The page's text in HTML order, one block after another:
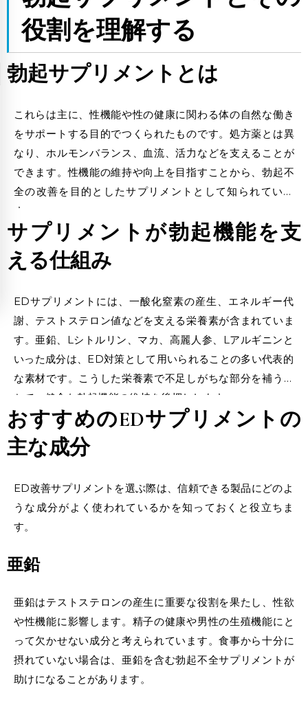
役割を理解する
勃起サプリメントとは
これらは主に、性機能や性の健康に関わる体の自然な働き
をサポートする目的でつくられたものです。処方薬とは異
なり、ホルモンバランス、血流、活力などを支えることが
できます。性機能の維持や向上を目指すことから、勃起不
全の改善を目的としたサプリメントとして知られていま
す。
サプリメントが勃起機能を支
える仕組み
EDサプリメントには、一酸化窒素の産生、エネルギー代
謝、テストステロン値などを支える栄養素が含まれていま
す。亜鉛、Lシトルリン、マカ、高麗人参、Lアルギニンと
いった成分は、ED対策として用いられることの多い代表的
な素材です。こうした栄養素で不足しがちな部分を補うこ
とで、健全な勃起機能の維持を後押しします。
おすすめのEDサプリ メントの
主な成分
ED改善サプリメントを選ぶ際は、信頼できる製品にどのよ
うな成分がよく使われているかを知っておくと役立ちま
す。
亜鉛
亜鉛はテストステロンの産生に重要な役割を果たし、性欲
や性機能に影響します。精子の健康や男性の生殖機能にと
って欠かせない成分と考えられています。食事から十分に
摂れていない場合は、亜鉛を含む勃起不全サプリメントが
助けになることがあります。